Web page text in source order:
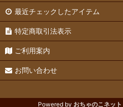
最近チェックしたアイテム
特定商取引法表示
ご利用案内
お問い合わせ
Powered by おちゃのこネット